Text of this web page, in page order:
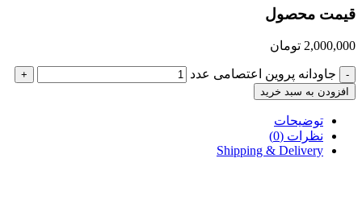
قیمت محصول
2,000,000 تومان
- جاودانه پروین اعتصامی عدد
+
افزودن به سبد خرید
توضیحات
نظرات (0)
Shipping & Delivery